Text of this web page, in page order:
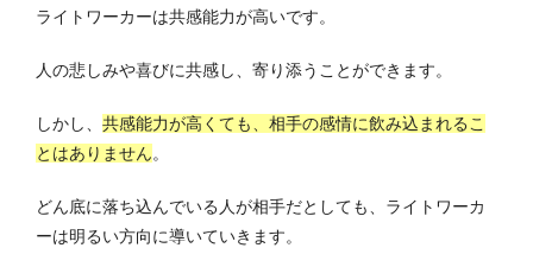
ライトワーカーは共感能力が高いです。
人の悲しみや喜びに共感し、寄り添うことができます。
しかし、 共感能力が高くても、相手の感情に飲み込まれるこ
とはありません。
どん底に落ち込んでいる人が相手だとしても、ライトワーカ
ーは明るい方向に導いていきます。